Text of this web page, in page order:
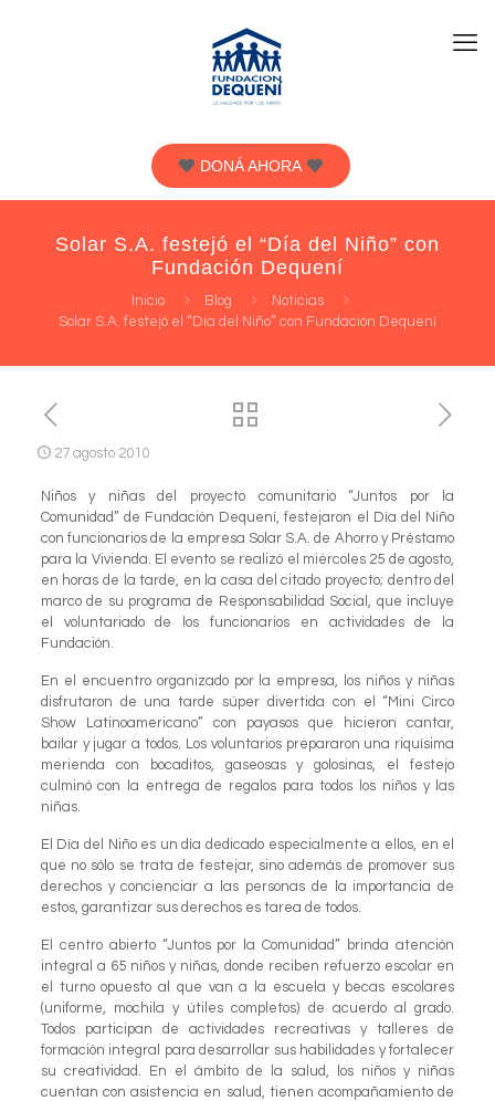
DONÁ AHORA
Solar S.A. festejó el “Día del Niño” con
Fundación Dequení
Inicio Blog
Noticias
Solar S.A. festejó el “Día del Niño” con Fundación Dequení
27 agosto 2010
Niños y niñas del proyecto comunitario “Juntos por la
Comunidad” de Fundación Dequení, festejaron el Día del Niño
con funcionarios de la empresa Solar S.A. de Ahorro y Préstamo
para la Vivienda. El evento se realizó el miércoles 25 de agosto,
en horas de la tarde, en la casa del citado proyecto; dentro del
marco de su programa de Responsabilidad Social, que incluye
el voluntariado de los funcionarios en actividades de la
Fundación.
En el encuentro organizado por la empresa, los niños y niñas
disfrutaron de una tarde súper divertida con el “Mini Circo
Show Latinoamericano” con payasos que hicieron cantar,
bailar y jugar a todos. Los voluntarios prepararon una riquísima
merienda con bocaditos, gaseosas y golosinas, el festejo
culminó con la entrega de regalos para todos los niños y las
niñas.
El Día del Niño es un día dedicado especialmente a ellos, en el
que no sólo se trata de festejar, sino además de promover sus
derechos y concienciar a las personas de la importancia de
estos, garantizar sus derechos es tarea de todos.
El centro abierto “Juntos por la Comunidad” brinda atención
integral a 65 niños y niñas, donde reciben refuerzo escolar en
el turno opuesto al que van a la escuela y becas escolares
(uniforme, mochila y útiles completos) de acuerdo al grado.
Todos participan de actividades recreativas y talleres de
formación integral para desarrollar sus habilidades y fortalecer
su creatividad. En el ámbito de la salud, los niños y niñas
cuentan con asistencia en salud, tienen acompañamiento de